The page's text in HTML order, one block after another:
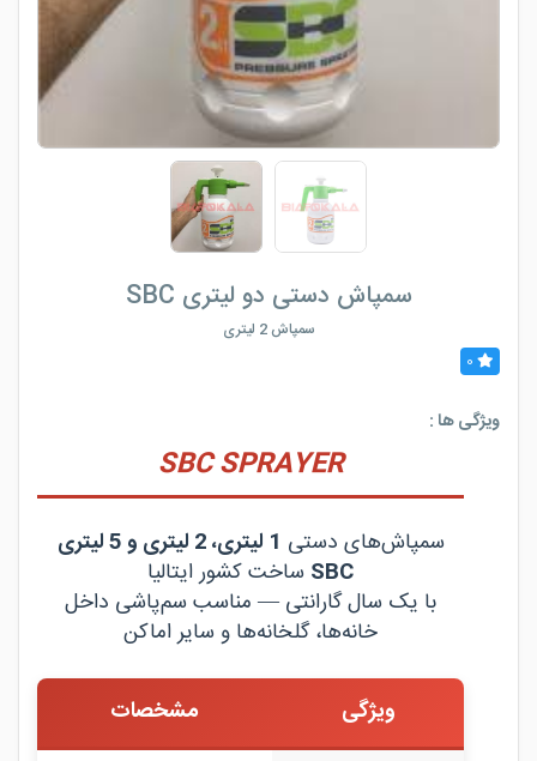
سمپاش دستی دو لیتری SBC
سمپاش 2 لیتری
0
ویژگی ها :
SBC SPRAYER
سمپاش‌های دستی
1 لیتری، 2 لیتری و 5 لیتری
SBC ساخت کشور ایتالیا
با یک سال گارانتی — مناسب سم‌پاشی داخل
خانه‌ها، گلخانه‌ها و سایر اماکن
ویژگی مشخصات